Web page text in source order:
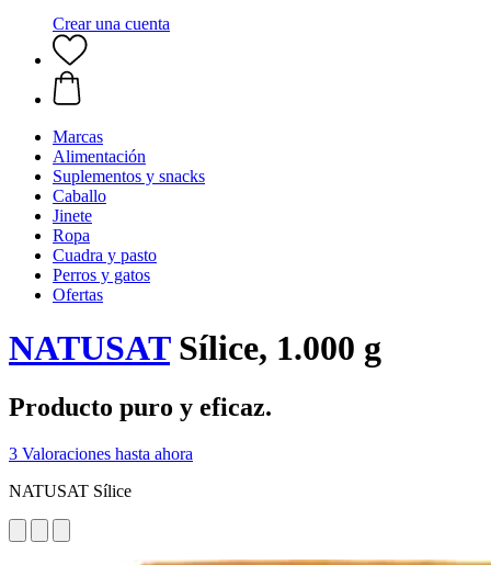
Crear una cuenta
Marcas
Alimentación
Suplementos y snacks
Caballo
Jinete
Ropa
Cuadra y pasto
Perros y gatos
Ofertas
NATUSATSílice, 1.000 g
Producto puro y eficaz.
3 Valoraciones hasta ahora
NATUSAT Sílice